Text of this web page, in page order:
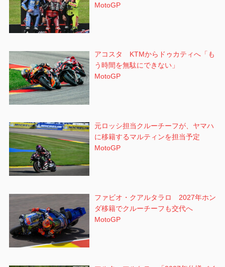
MotoGP
アコスタ KTMからドゥカティへ「も
う時間を無駄にできない」
MotoGP
元ロッシ担当クルーチーフが、ヤマハ
に移籍するマルティンを担当予定
MotoGP
ファビオ・クアルタラロ 2027年ホン
ダ移籍でクルーチーフも交代へ
MotoGP